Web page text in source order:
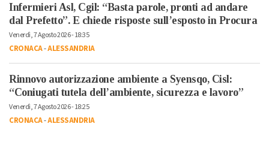
Infermieri Asl, Cgil: “Basta parole, pronti ad andare
dal Prefetto”. E chiede risposte sull’esposto in Procura
Venerdì, 7 Agosto 2026 - 18:35
CRONACA-ALESSANDRIA
Rinnovo autorizzazione ambiente a Syensqo, Cisl:
“Coniugati tutela dell’ambiente, sicurezza e lavoro”
Venerdì, 7 Agosto 2026 - 18:25
CRONACA-ALESSANDRIA